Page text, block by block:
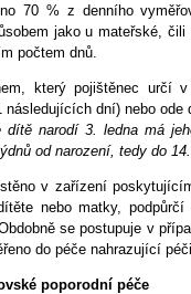
70 % z denního
jako u mateřské,
počtem dnů.
který pojištěnec určí
následujících dní) nebo ode
narodí 3. ledna má
od narození, tedy do
v zařízení
nebo matky,
se postupuje v
do péče nahrazující
poporodní péče